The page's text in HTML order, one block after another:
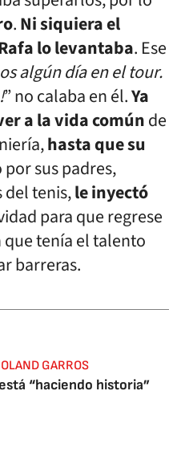
.Ni siquiera el
lo levantaba. Ese
algún día en el tour.
” no calaba en él.Ya
a la vida comúnde
hasta que su
sus padres,
del tenis,le inyectó
para que regrese
tenía el talento
barreras.
GARROS
“haciendo historia”